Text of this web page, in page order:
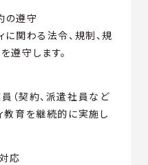
の遵守
に関わる法令、規制、規
遵守します。
（契約、派遣社員など
教育を継続的に実施し
応